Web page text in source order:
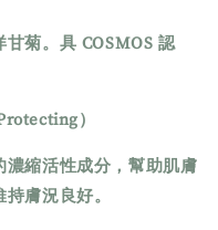
菊。具 COSMOS 認
）
縮活性成分，幫助肌膚
膚況良好。